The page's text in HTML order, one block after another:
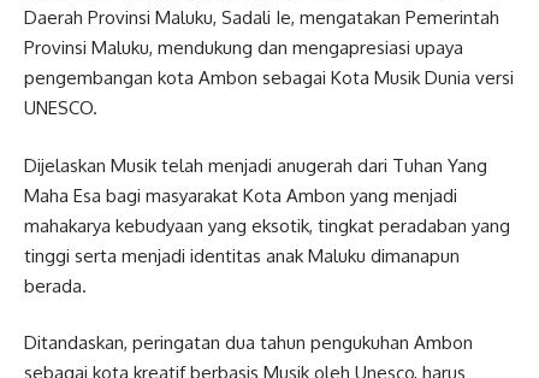
Daerah Provinsi Maluku, Sadali Ie, mengatakan Pemerintah
Provinsi Maluku, mendukung dan mengapresiasi upaya
pengembangan kota Ambon sebagai Kota Musik Dunia versi
UNESCO.
Dijelaskan Musik telah menjadi anugerah dari Tuhan Yang
Maha Esa bagi masyarakat Kota Ambon yang menjadi
mahakarya kebudyaan yang eksotik, tingkat peradaban yang
tinggi serta menjadi identitas anak Maluku dimanapun
berada.
Ditandaskan, peringatan dua tahun pengukuhan Ambon
sebagai kota kreatif berbasis Musik oleh Unesco, harus